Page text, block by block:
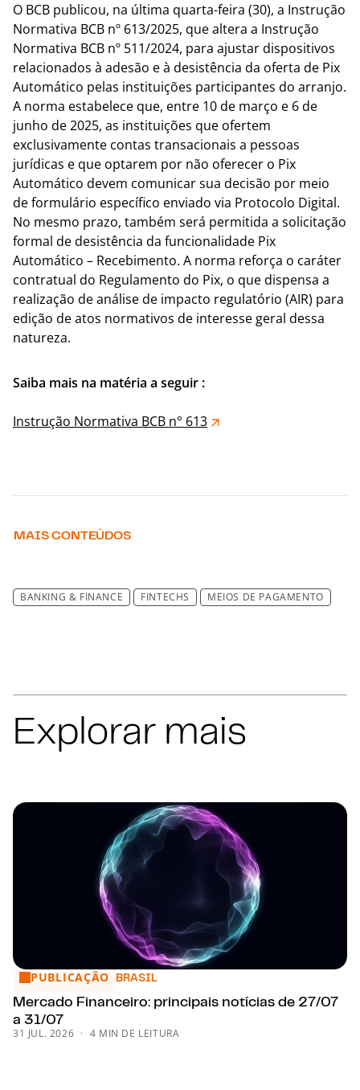
O BCB publicou, na última quarta-feira (30), a Instrução
Normativa BCB nº 613/2025, que altera a Instrução
Normativa BCB nº 511/2024, para ajustar dispositivos
relacionados à adesão e à desistência da oferta de Pix
Automático pelas instituições participantes do arranjo.
A norma estabelece que, entre 10 de março e 6 de
junho de 2025, as instituições que ofertem
exclusivamente contas transacionais a pessoas
jurídicas e que optarem por não oferecer o Pix
Automático devem comunicar sua decisão por meio
de formulário específico enviado via Protocolo Digital.
No mesmo prazo, também será permitida a solicitação
formal de desistência da funcionalidade Pix
Automático – Recebimento. A norma reforça o caráter
contratual do Regulamento do Pix, o que dispensa a
realização de análise de impacto regulatório (AIR) para
edição de atos normativos de interesse geral dessa
natureza.
Saiba mais na matéria a seguir :
Instrução Normativa BCB n° 613
MAIS CONTEÚDOS
BANKING & FINANCE FINTECHS MEIOS DE PAGAMENTO
Explorar mais
Mercado Financeiro: principais notícias de 27/07 a 31/07
PUBLICAÇÃO BRASIL
Mercado Financeiro: principais notícias de 27/07
a 31/07
31 JUL. 2026 4 MIN DE LEITURA